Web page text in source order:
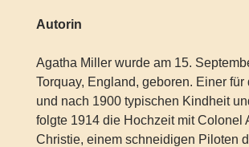
Autorin
Agatha Miller wurde am 15.
Torquay, England, geboren. Einer für
und nach 1900 typischen Kindheit
folgte 1914 die Hochzeit mit Colonel
Christie, einem schneidigen Piloten